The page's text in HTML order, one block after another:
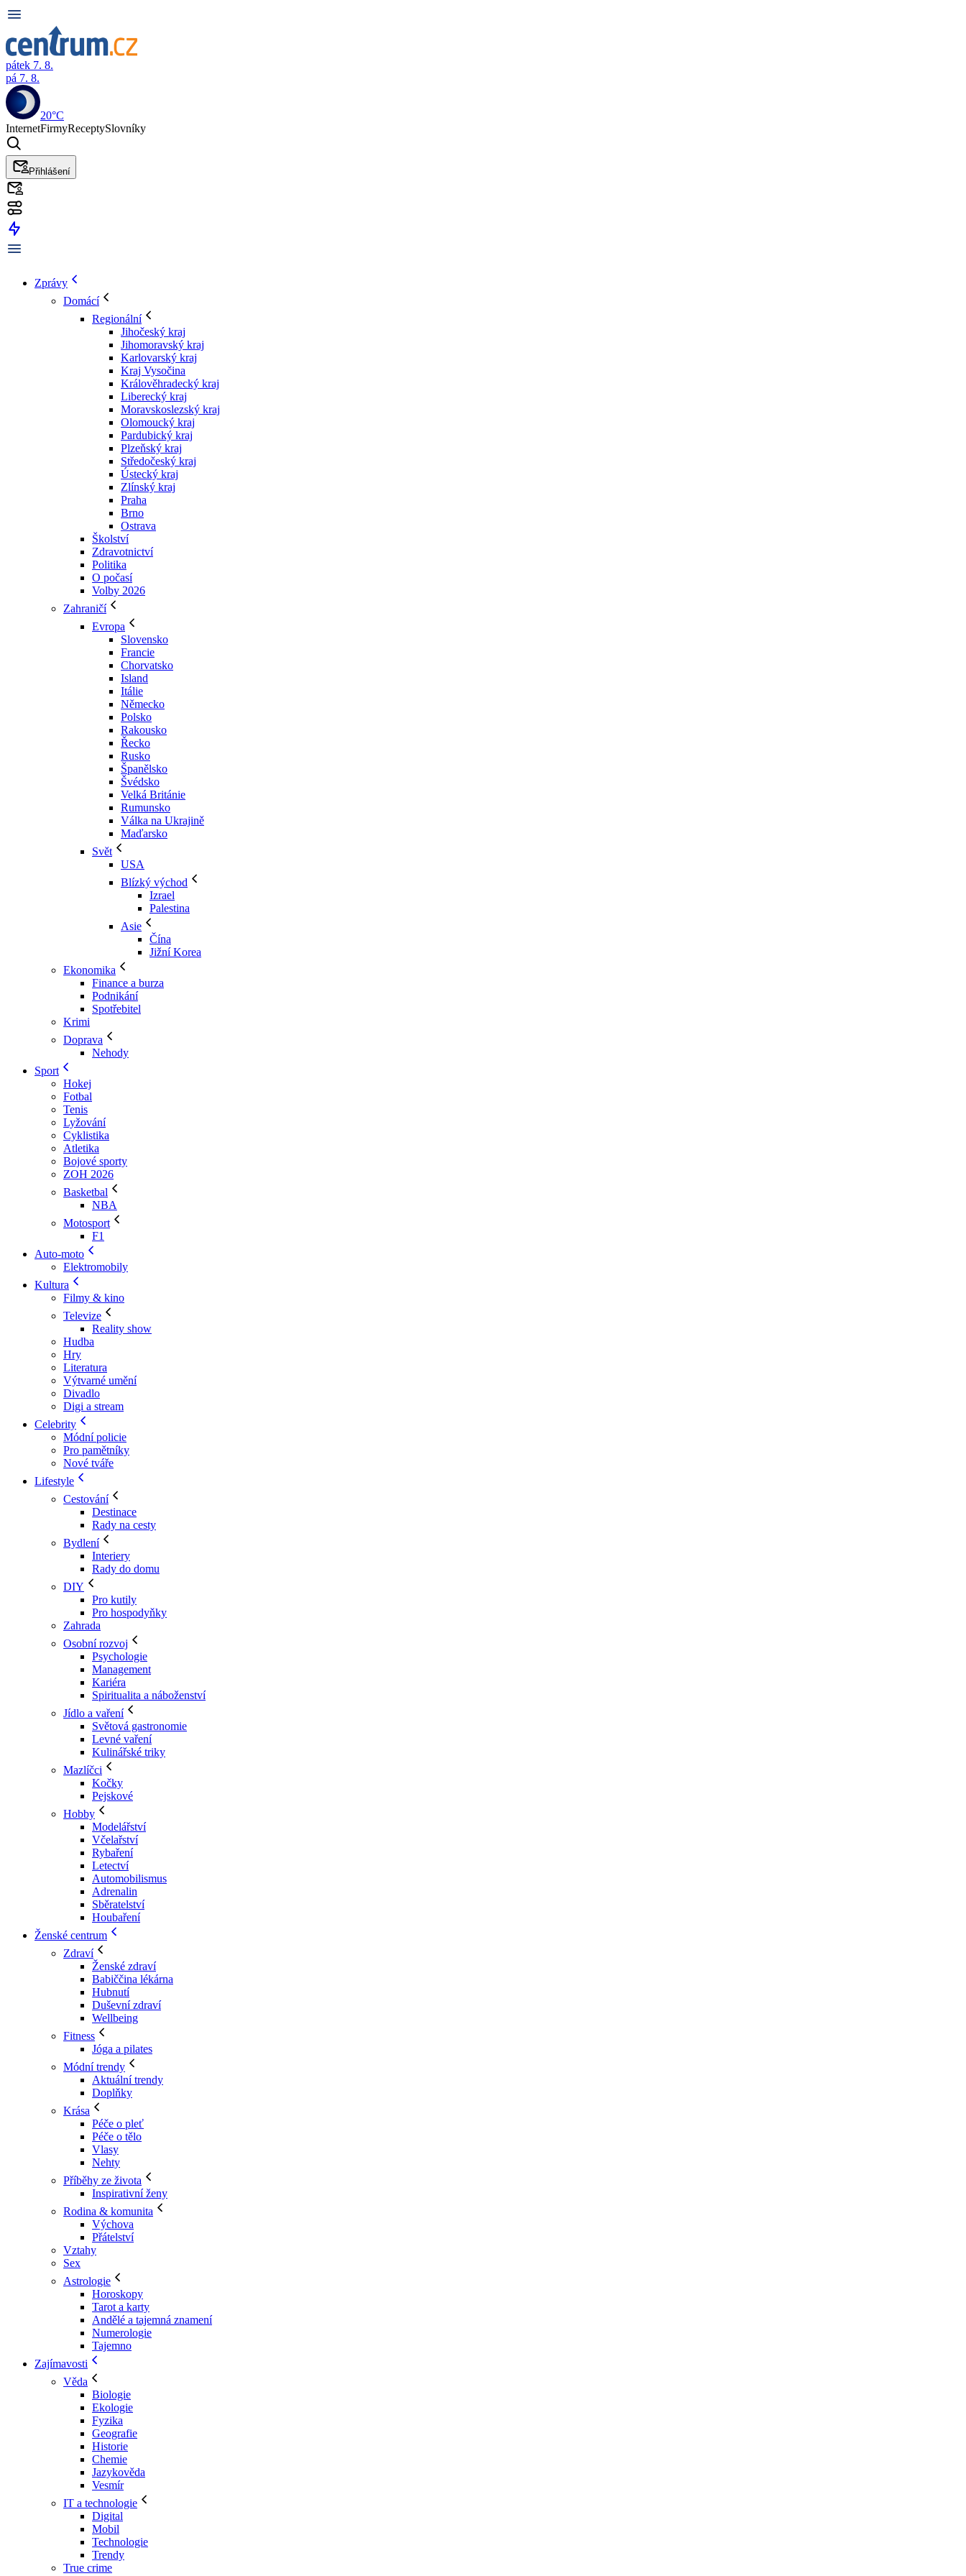
pátek 7. 8.
pá 7. 8.
20°C
InternetFirmyReceptySlovníky
Přihlášení
Zprávy
Domácí
Regionální
Jihočeský kraj
Jihomoravský kraj
Karlovarský kraj
Kraj Vysočina
Králověhradecký kraj
Liberecký kraj
Moravskoslezský kraj
Olomoucký kraj
Pardubický kraj
Plzeňský kraj
Středočeský kraj
Ústecký kraj
Zlínský kraj
Praha
Brno
Ostrava
Školství
Zdravotnictví
Politika
O počasí
Volby 2026
Zahraničí
Evropa
Slovensko
Francie
Chorvatsko
Island
Itálie
Německo
Polsko
Rakousko
Řecko
Rusko
Španělsko
Švédsko
Velká Británie
Rumunsko
Válka na Ukrajině
Maďarsko
Svět
USA
Blízký východ
Izrael
Palestina
Asie
Čína
Jižní Korea
Ekonomika
Finance a burza
Podnikání
Spotřebitel
Krimi
Doprava
Nehody
Sport
Hokej
Fotbal
Tenis
Lyžování
Cyklistika
Atletika
Bojové sporty
ZOH 2026
Basketbal
NBA
Motosport
F1
Auto-moto
Elektromobily
Kultura
Filmy & kino
Televize
Reality show
Hudba
Hry
Literatura
Výtvarné umění
Divadlo
Digi a stream
Celebrity
Módní policie
Pro pamětníky
Nové tváře
Lifestyle
Cestování
Destinace
Rady na cesty
Bydlení
Interiery
Rady do domu
DIY
Pro kutily
Pro hospodyňky
Zahrada
Osobní rozvoj
Psychologie
Management
Kariéra
Spiritualita a náboženství
Jídlo a vaření
Světová gastronomie
Levné vaření
Kulinářské triky
Mazlíčci
Kočky
Pejskové
Hobby
Modelářství
Včelařství
Rybaření
Letectví
Automobilismus
Adrenalin
Sběratelství
Houbaření
Ženské centrum
Zdraví
Ženské zdraví
Babiččina lékárna
Hubnutí
Duševní zdraví
Wellbeing
Fitness
Jóga a pilates
Módní trendy
Aktuální trendy
Doplňky
Krása
Péče o pleť
Péče o tělo
Vlasy
Nehty
Příběhy ze života
Inspirativní ženy
Rodina & komunita
Výchova
Přátelství
Vztahy
Sex
Astrologie
Horoskopy
Tarot a karty
Andělé a tajemná znamení
Numerologie
Tajemno
Zajímavosti
Věda
Biologie
Ekologie
Fyzika
Geografie
Historie
Chemie
Jazykověda
Vesmír
IT a technologie
Digital
Mobil
Technologie
Trendy
True crime